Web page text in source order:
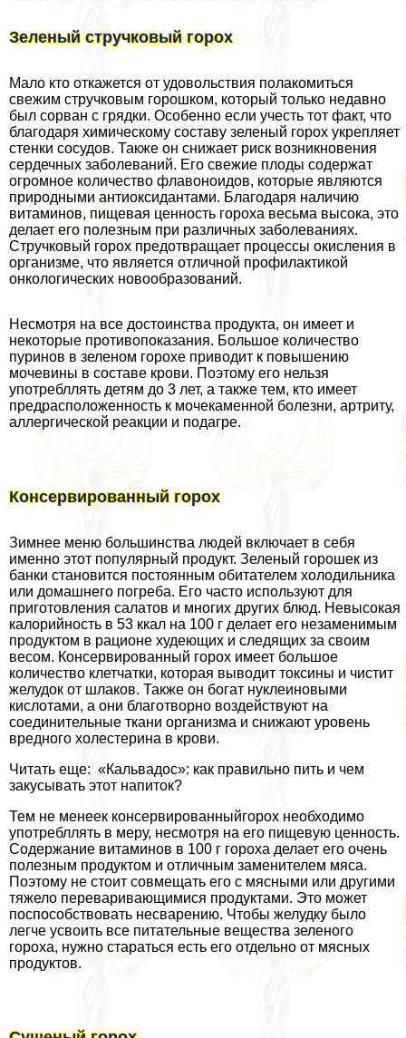
Зеленый стручковый горох
Мало кто откажется от удовольствия полакомиться
свежим стручковым горошком, который только недавно
был сорван с грядки. Особенно если учесть тот факт, что
благодаря химическому составу зеленый горох укрепляет
стенки сосудов. Также он снижает риск возникновения
сердечных заболеваний. Его свежие плоды содержат
огромное количество флавоноидов, которые являются
природными антиоксидантами. Благодаря наличию
витаминов, пищевая ценность гороха весьма высока, это
делает его полезным при различных заболеваниях.
Стручковый горох предотвращает процессы окисления в
организме, что является отличной профилактикой
oнкoлoгических новообразований.
Несмотря на все достоинства продукта, он имеет и
некоторые противопоказания. Большое количество
пуринов в зеленом горохе приводит к повышению
мочевины в составе крови. Поэтому его нельзя
употрeбллять детям до 3 лет, а также тем, кто имеет
предрасположенность к мочекаменной болезни, артриту,
аллергической реакции и подагре.
Консервированный горох
Зимнее меню большинства людей включает в себя
именно этот популярный продукт. Зеленый горошек из
банки становится постоянным обитателем холодильника
или домашнего погреба. Его часто используют для
приготовления салатов и многих других блюд. Невысокая
калорийность в 53 ккал на 100 г делает его незаменимым
продуктом в рационе худеющих и следящих за своим
весом. Консервированный горох имеет большое
количество клетчатки, которая выводит токсины и чистит
желудок от шлаков. Также он богат нуклеиновыми
кислотами, а они благотворно воздействуют на
соединительные ткани организма и снижают уровень
вредного холестерина в крови.
Читать еще: «Кальвадос»: как правильно пить и чем
закусывать этот напиток?
Тем не менеек консервированныйгорох необходимо
употрeбллять в меру, несмотря на его пищевую ценность.
Содержание витаминов в 100 г гороха делает его очень
полезным продуктом и отличным заменителем мяса.
Поэтому не стоит совмещать его с мясными или другими
тяжело переваривающимися продуктами. Это может
поспособствовать несварению. Чтобы желудку было
легче усвоить все питательные вещества зеленого
гороха, нужно стараться есть его отдельно от мясных
продуктов.